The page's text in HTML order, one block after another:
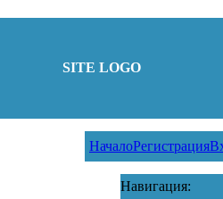
SITE LOGO
НачалоРегистрация
Навигация: